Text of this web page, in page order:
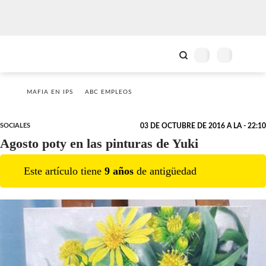
MAFIA EN IPS ABC EMPLEOS
SOCIALES 03 DE OCTUBRE DE 2016 A LA - 22:10
Agosto poty en las pinturas de Yuki
Este artículo tiene 9 años de antigüedad